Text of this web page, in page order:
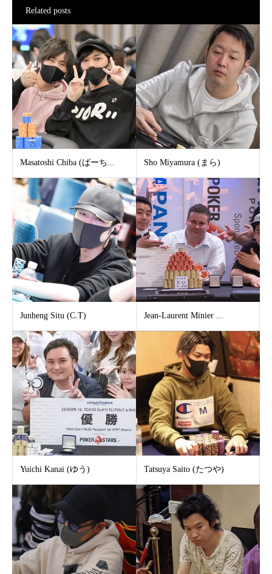
Related posts
Masatoshi Chiba (ばーち... Sho Miyamura (まら)
Junheng Situ (C.T) Jean-Laurent Minier ...
Yuichi Kanai (ゆう) Tatsuya Saito (たつや)